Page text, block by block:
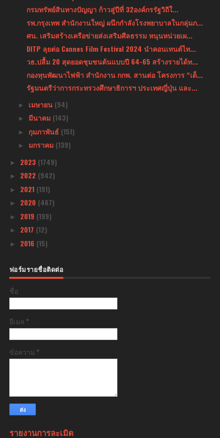
กรมทรัพย์สินทางปัญญา ก้าวสู่ปีที่ 32องค์กรรัฐวิถีใ...
รพ.กรุงเทพ สำนักงานใหญ่ ผนึกกำลังโรงพยาบาลในกลุ่มภ...
ศน. เสริมสร้างเครือข่ายส่งเสริมศีลธรรม หนุนหน่วยเผ...
DITP ลุยต่อ Cannes Film Festival 2024 นำคอนเทนต์ไท...
วธ.ปลื้ม 20 สุดยอดชุมชนต้นแบบปี 64-65 สร้างรายได้ท...
กองทุนพัฒนาไฟฟ้า สำนักงาน กกพ. สานต่อ โครงการ “เด็...
รัฐมนตรีว่าการกระทรวงศึกษาธิการฯ ประเทศญี่ปุ่น และ...
► เมษายน (94)
► มีนาคม (143)
► กุมภาพันธ์ (151)
► มกราคม (139)
► 2023 (1749)
► 2022 (942)
► 2021 (191)
► 2020 (467)
► 2019 (199)
► 2017 (12)
► 2016 (15)
ฟอร์มรายชื่อติดต่อ
ชื่อ
อีเมล *
ข้อความ *
รายงานการละเมิด